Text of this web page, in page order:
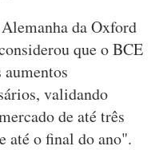
da Oxford
que o BCE
validando
de até três
até o final do ano".